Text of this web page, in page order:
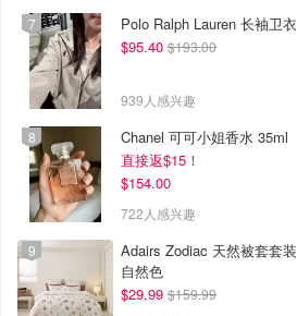
Polo Ralph Lauren 长袖卫衣
$95.40 $193.00
939人感兴趣
Chanel 可可小姐香水 35ml
直接返$15！
$154.00
722人感兴趣
Adairs Zodiac 天然被套套装
自然色
$29.99 $159.99